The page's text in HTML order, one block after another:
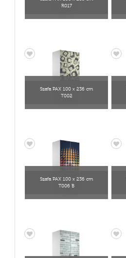
R017
Szafa PAX 100 x 236 cm
T002
Szafa PAX 100 x 236 cm
T006 B